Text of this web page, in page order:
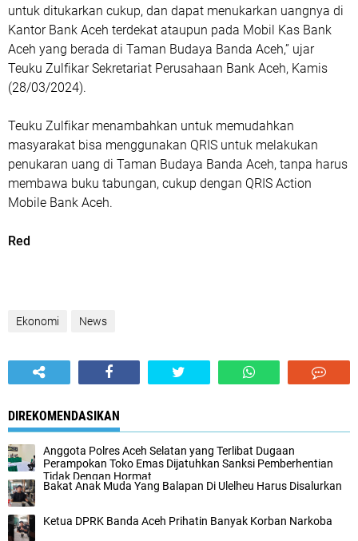
untuk ditukarkan cukup, dan dapat menukarkan uangnya di
Kantor Bank Aceh terdekat ataupun pada Mobil Kas Bank
Aceh yang berada di Taman Budaya Banda Aceh,” ujar
Teuku Zulfikar Sekretariat Perusahaan Bank Aceh, Kamis
(28/03/2024).
Teuku Zulfikar menambahkan untuk memudahkan
masyarakat bisa menggunakan QRIS untuk melakukan
penukaran uang di Taman Budaya Banda Aceh, tanpa harus
membawa buku tabungan, cukup dengan QRIS Action
Mobile Bank Aceh.
Red
Ekonomi News
DIREKOMENDASIKAN
Anggota Polres Aceh Selatan yang Terlibat Dugaan
Perampokan Toko Emas Dijatuhkan Sanksi Pemberhentian
Tidak Dengan Hormat
Bakat Anak Muda Yang Balapan Di Ulelheu Harus Disalurkan
Ketua DPRK Banda Aceh Prihatin Banyak Korban Narkoba